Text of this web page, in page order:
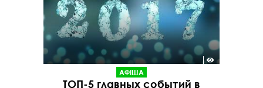
АФІША
ТОП-5 главных событий в